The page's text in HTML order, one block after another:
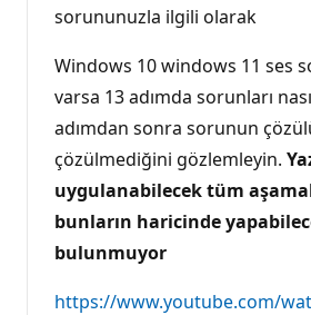
ı
n
k
p
u
a
ı
sorununuzla ilgili olarak
Windows 10 windows 11 ses
varsa 13 adımda sorunları
adımdan sonra sorunun
çözülmediğini gözlemleyin.
uygulanabilecek tüm
bunların haricinde
bulunmuyor
https://www.youtube.com/